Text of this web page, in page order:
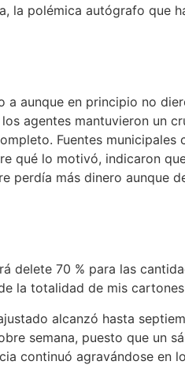
la polémica autógrafo que
a aunque en principio no
agentes mantuvieron un
Fuentes municipales
qué lo motivó, indicaron
más dinero aunque
70 % para las
la totalidad de mis
alcanzó hasta
semana, puesto que un
continuó agravándose en